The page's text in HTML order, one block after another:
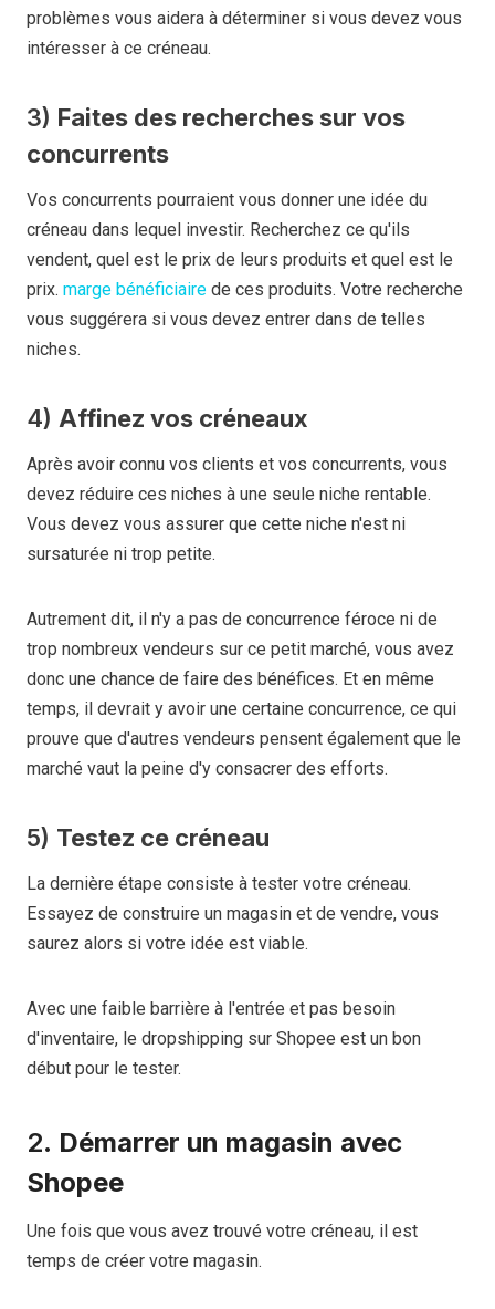
problèmes vous aidera à déterminer si vous devez vous
intéresser à ce créneau.
3) Faites des recherches sur vos
concurrents
Vos concurrents pourraient vous donner une idée du
créneau dans lequel investir. Recherchez ce qu'ils
vendent, quel est le prix de leurs produits et quel est le
prix. marge bénéficiaire de ces produits. Votre recherche
vous suggérera si vous devez entrer dans de telles
niches.
4) Affinez vos créneaux
Après avoir connu vos clients et vos concurrents, vous
devez réduire ces niches à une seule niche rentable.
Vous devez vous assurer que cette niche n'est ni
sursaturée ni trop petite.
Autrement dit, il n'y a pas de concurrence féroce ni de
trop nombreux vendeurs sur ce petit marché, vous avez
donc une chance de faire des bénéfices. Et en même
temps, il devrait y avoir une certaine concurrence, ce qui
prouve que d'autres vendeurs pensent également que le
marché vaut la peine d'y consacrer des efforts.
5) Testez ce créneau
La dernière étape consiste à tester votre créneau.
Essayez de construire un magasin et de vendre, vous
saurez alors si votre idée est viable.
Avec une faible barrière à l'entrée et pas besoin
d'inventaire, le dropshipping sur Shopee est un bon
début pour le tester.
2. Démarrer un magasin avec
Shopee
Une fois que vous avez trouvé votre créneau, il est
temps de créer votre magasin.